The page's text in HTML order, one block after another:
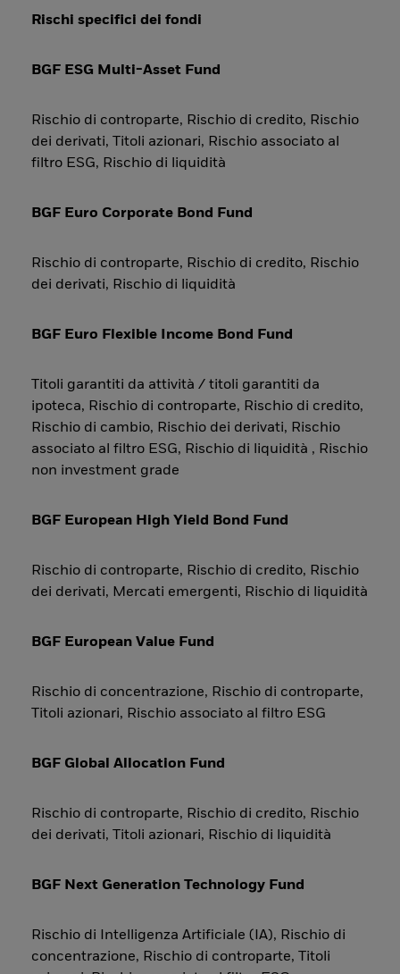
Rischi specifici dei fondi
BGF ESG Multi-Asset Fund
Rischio di controparte, Rischio di credito, Rischio
dei derivati, Titoli azionari, Rischio associato al
filtro ESG, Rischio di liquidità
BGF Euro Corporate Bond Fund
Rischio di controparte, Rischio di credito, Rischio
dei derivati, Rischio di liquidità
BGF Euro Flexible Income Bond Fund
Titoli garantiti da attività / titoli garantiti da
ipoteca, Rischio di controparte, Rischio di credito,
Rischio di cambio, Rischio dei derivati, Rischio
associato al filtro ESG, Rischio di liquidità , Rischio
non investment grade
BGF European High Yield Bond Fund
Rischio di controparte, Rischio di credito, Rischio
dei derivati, Mercati emergenti, Rischio di liquidità
BGF European Value Fund
Rischio di concentrazione, Rischio di controparte,
Titoli azionari, Rischio associato al filtro ESG
BGF Global Allocation Fund
Rischio di controparte, Rischio di credito, Rischio
dei derivati, Titoli azionari, Rischio di liquidità
BGF Next Generation Technology Fund
Rischio di Intelligenza Artificiale (IA), Rischio di
concentrazione, Rischio di controparte, Titoli